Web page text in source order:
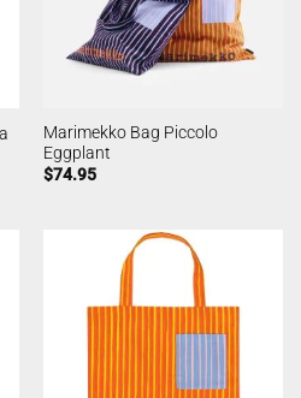
Marimekko Bag Piccolo
Eggplant
$74.95